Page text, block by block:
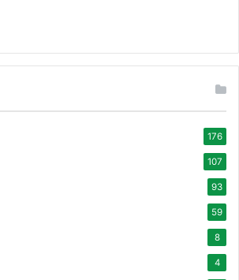
176
107
93
59
8
4